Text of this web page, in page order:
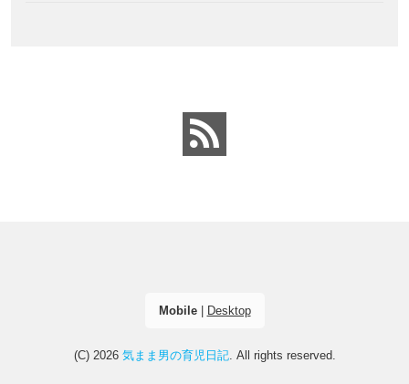
Mobile| Desktop
(C) 2026 気まま男の育児日記. All rights reserved.